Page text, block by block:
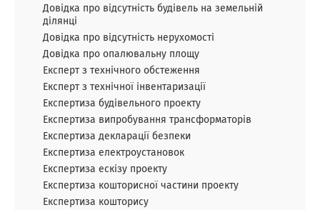
Довідка про відсутність будівель на земельній
ділянці
Довідка про відсутність нерухомості
Довідка про опалювальну площу
Експерт з технічного обстеження
Експерт з технічної інвентаризації
Експертиза будівельного проекту
Експертиза випробування трансформаторів
Експертиза декларації безпеки
Експертиза електроустановок
Експертиза ескізу проекту
Експертиза кошторисної частини проекту
Експертиза кошторису